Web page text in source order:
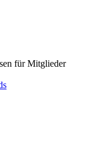
für Mitglieder